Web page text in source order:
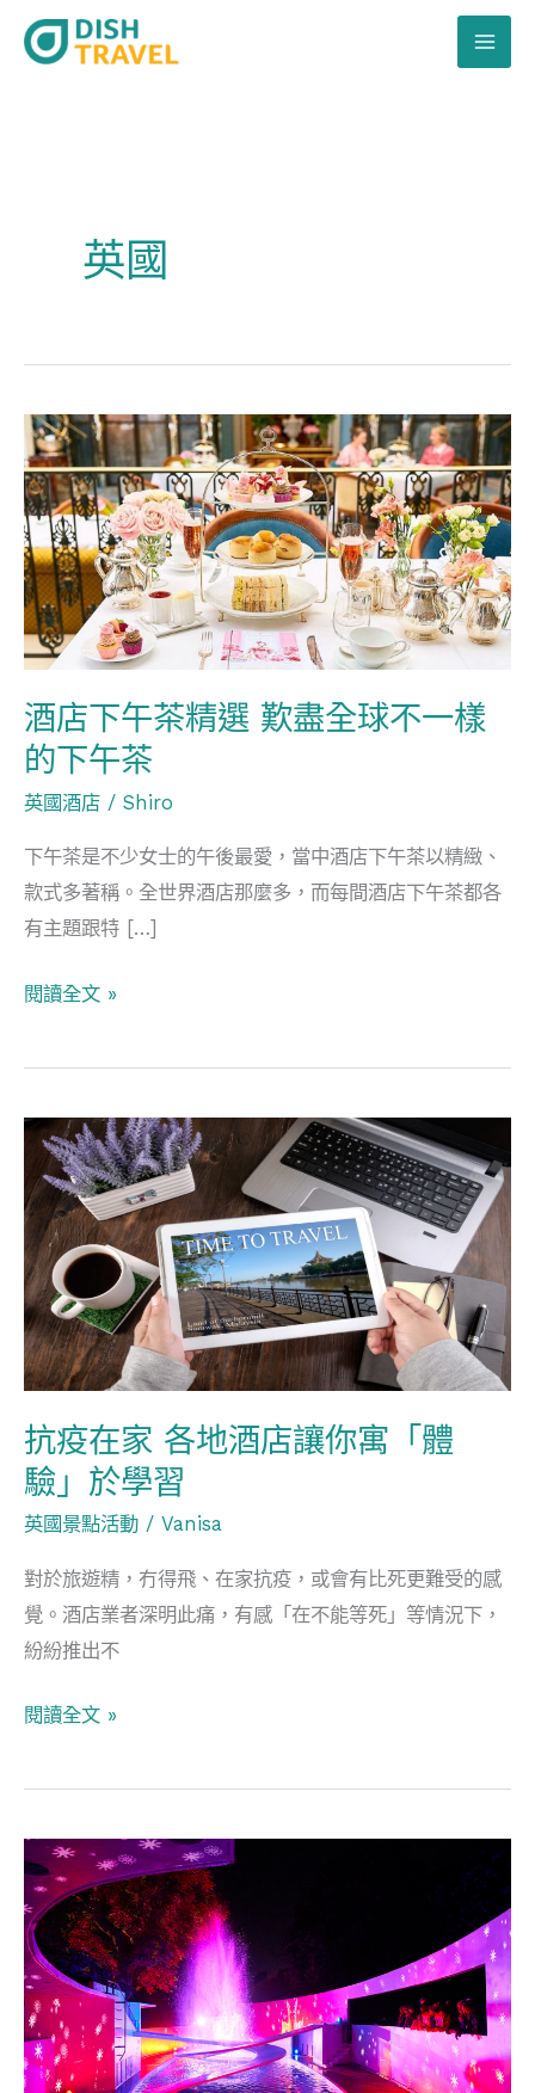
英國
酒店下午茶精選 歎盡全球不一樣
的下午茶
英國酒店 / Shiro
下午茶是不少女士的午後最愛，當中酒店下午茶以精緻、
款式多著稱。全世界酒店那麼多，而每間酒店下午茶都各
有主題跟特 […]
酒
店
下
午
茶
精
選
盡
全
球
一
樣
的
午
閱讀全文 »
抗疫在家 各地酒店讓你寓「體
驗」於學習
英國景點活動 / Vanisa
對於旅遊精，冇得飛、在家抗疫，或會有比死更難受的感
覺。酒店業者深明此痛，有感「在不能等死」等情況下，
紛紛推出不
抗
在
家
各
地
酒
店
讓
你
寓
「體
驗」
於
學
閱讀全文 »
敦
冬
季
仙
境
限